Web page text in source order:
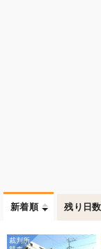
新着順 残り日数